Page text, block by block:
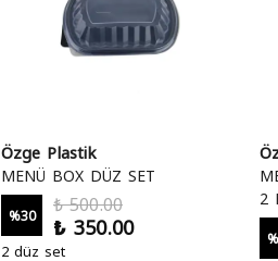
Özge Plastik
MENÜ BOX DÜZ SET
%30
₺ 500.00
₺ 350.00
2 düz set
2
%